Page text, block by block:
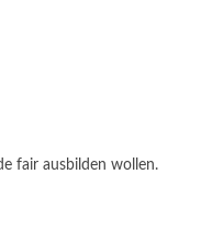
fair ausbilden wollen.